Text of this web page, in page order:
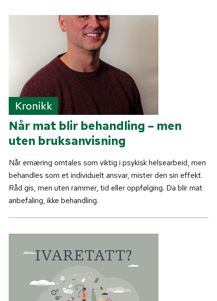
Kronikk
Når mat blir behandling – men
uten bruksanvisning
Når ernæring omtales som viktig i psykisk helsearbeid, men
behandles som et individuelt ansvar, mister den sin effekt.
Råd gis, men uten rammer, tid eller oppfølging. Da blir mat
anbefaling, ikke behandling.